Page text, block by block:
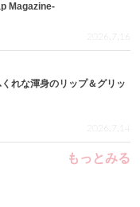
Magazine-
2026.7.16
れな渾身のリップ＆グリッ
2026.7.14
もっとみる